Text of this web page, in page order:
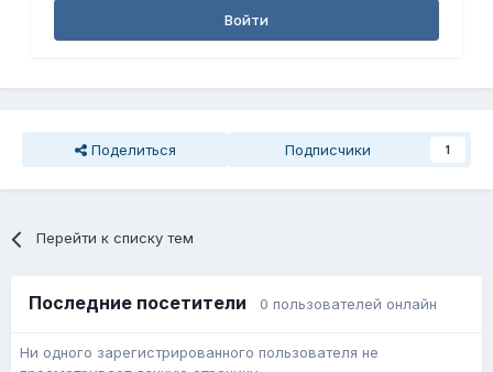
Войти
Поделиться Подписчики 1
Перейти к списку тем
Последние посетители 0 пользователей онлайн
Ни одного зарегистрированного пользователя не